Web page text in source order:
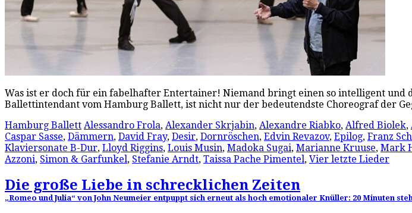
Was ist er doch für ein fabelhafter Entertainer! Niemand bringt einen so intelligent und
Ballettintendant vom Hamburg Ballett, ist nicht nur der bedeutendste Choreograf der
Hamburg Ballett Alessandro Frola, Alexander Skrjabin, Alexandre Riabko, Alfred Biolek,
Caspar Sasse, Dämmern, David Fray, Desir, Dornröschen, Edvin Revazov, Epilog, Franz
Klaviersonate B-Dur, Lloyd Riggins, Louis Musin, Madoka Sugai, Marianne Kruuse, Mark
Azzoni, Simon & Garfunkel, Stefanie Arndt, Taissa Pache Pimentel, Vier letzte Lieder
Die große Liebe in schrecklichen Zeiten
„Romeo und Julia“ von John Neumeier entpuppt sich erneut als hoch emotionaler Knüller: 20 Minuten